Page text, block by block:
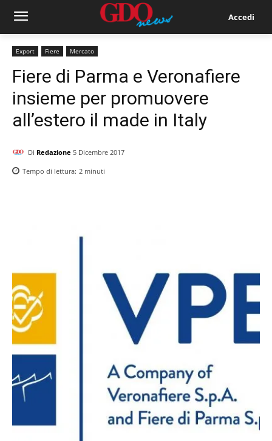
Accedi
Export Fiere Mercato
Fiere di Parma e Veronafiere
insieme per promuovere
all’estero il made in Italy
Di Redazione 5 Dicembre 2017
Tempo di lettura: 2 minuti